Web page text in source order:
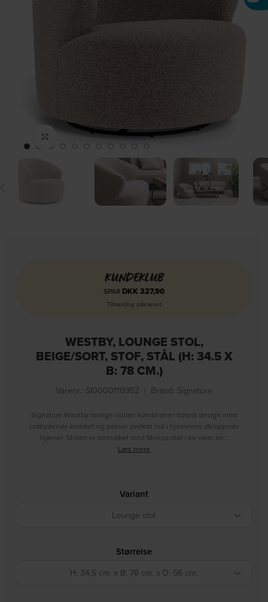
Click to enlarge
KUNDEKLUB
SPAR DKK 327,90
Tilmelding påkrævet
WESTBY, LOUNGE STOL,
BEIGE/SORT, STOF, STÅL (H: 34.5 X
B: 78 CM.)
Varenr.: SI0000110952 Brand: Signature
Signature Westby lounge-stolen kombinerer tidløst design med
indbydende komfort og passer perfekt ind i hjemmets afslappede
hjørner. Stolen er betrukket med Monza-stof i en varm be…
Læs mere
Variant
Lounge stol
Størrelse
H: 34,5 cm. x B: 78 cm. x D: 56 cm.